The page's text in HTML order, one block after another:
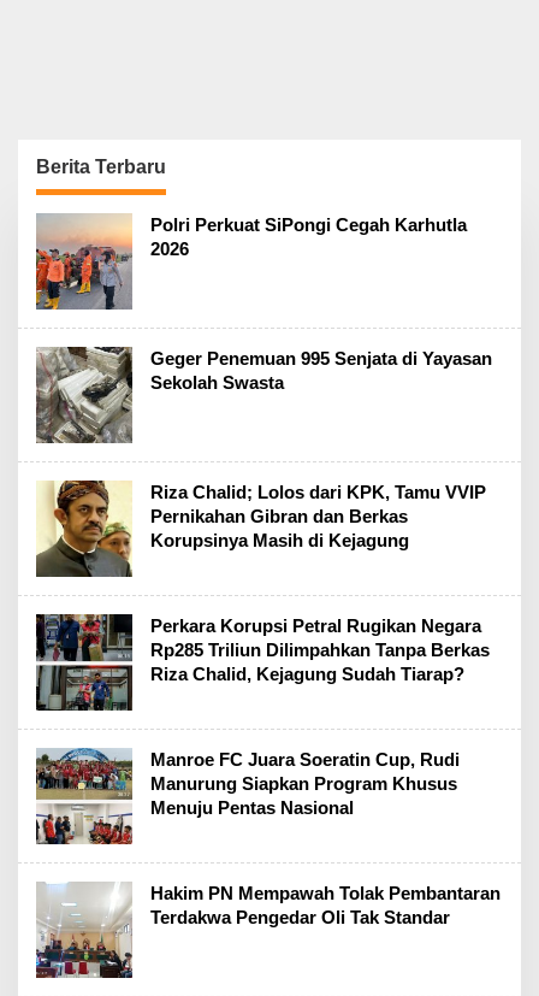
Berita Terbaru
E
A
D
I
N
Polri Perkuat SiPongi Cegah Karhutla
2026
Geger Penemuan 995 Senjata di Yayasan
Sekolah Swasta
Riza Chalid; Lolos dari KPK, Tamu VVIP
Pernikahan Gibran dan Berkas
Korupsinya Masih di Kejagung
Perkara Korupsi Petral Rugikan Negara
Rp285 Triliun Dilimpahkan Tanpa Berkas
Riza Chalid, Kejagung Sudah Tiarap?
Manroe FC Juara Soeratin Cup, Rudi
Manurung Siapkan Program Khusus
Menuju Pentas Nasional
Hakim PN Mempawah Tolak Pembantaran
Terdakwa Pengedar Oli Tak Standar